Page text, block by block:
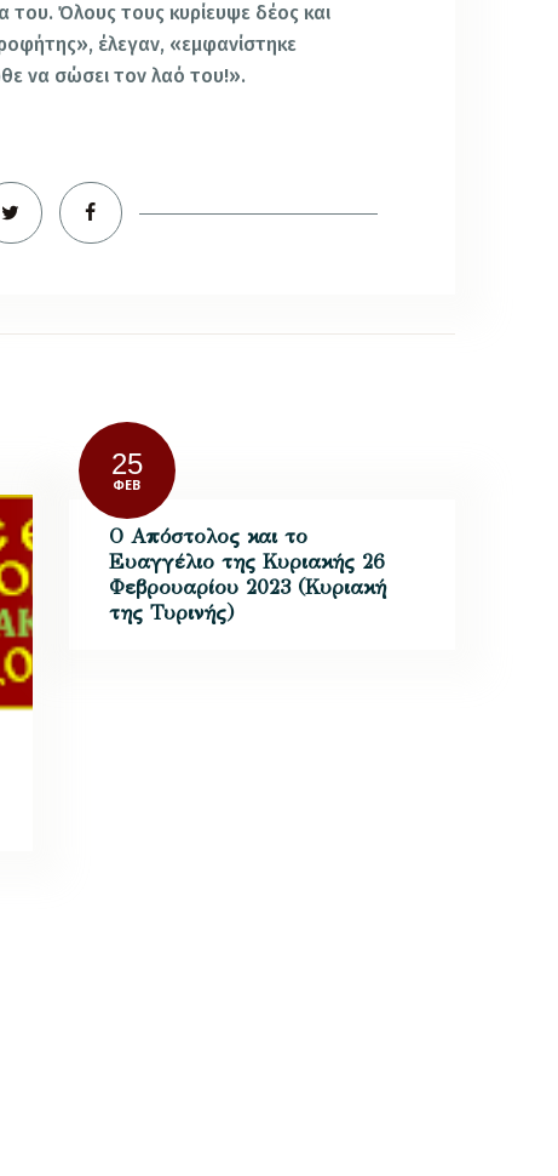
Όλους τους κυρίευψε δέος και
έλεγαν, «εμφανίστηκε
να σώσει τον λαό του!».
25
ΦΕΒ
Ο Απόστολος και το
Ευαγγέλιο της Κυριακής 26
Φεβρουαρίου 2023 (Κυριακή
της Τυρινής)